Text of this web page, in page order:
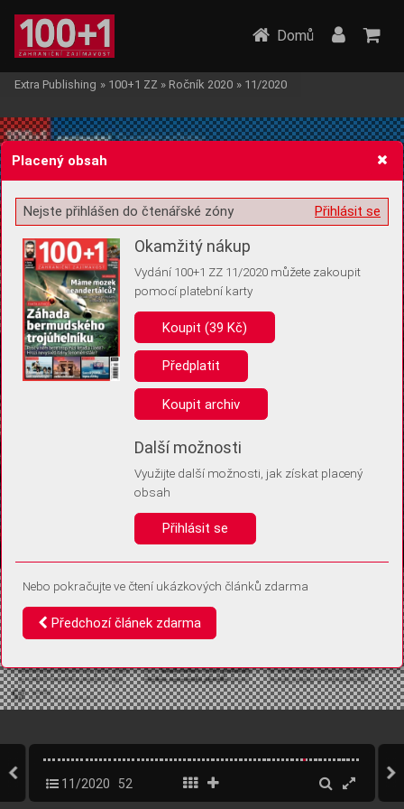
Žádost o souhlas s ukládáním volitelných informací
Pro základní fungování webu nepotřebujeme ukládat žádné informace
(tzv. cookies apod.). Rádi bychom vás ale požádali o souhlas s
uložením volitelných informací:
Anonymní unikátní ID
Díky němu příště poznáme, že se jedná o stejné zařízení, a
Identifikátor je zcela anonymní.
Vaše souhlasy a odmítnutí si ukládáme do vašeho zařízení, abychom se
vás už příště znovu neptali. Můžete je kdykoli později upravit ve Správě
Domů
Extra Publishing » 100+1 ZZ » Ročník 2020 » 11/2020
11/2020 52
Placený obsah
Přihlásit se
Nejste přihlášen do čtenářské zóny
Okamžitý nákup
Vydání 100+1 ZZ 11/2020 můžete zakoupit
pomocí platební karty
Koupit (39 Kč)
Předplatit
Koupit archiv
Další možnosti
Využijte další možnosti, jak získat placený
obsah
Přihlásit se
Nebo pokračujte ve čtení ukázkových článků zdarma
Předchozí článek zdarma